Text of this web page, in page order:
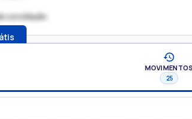
conciliação
MOVIMENTOS
25